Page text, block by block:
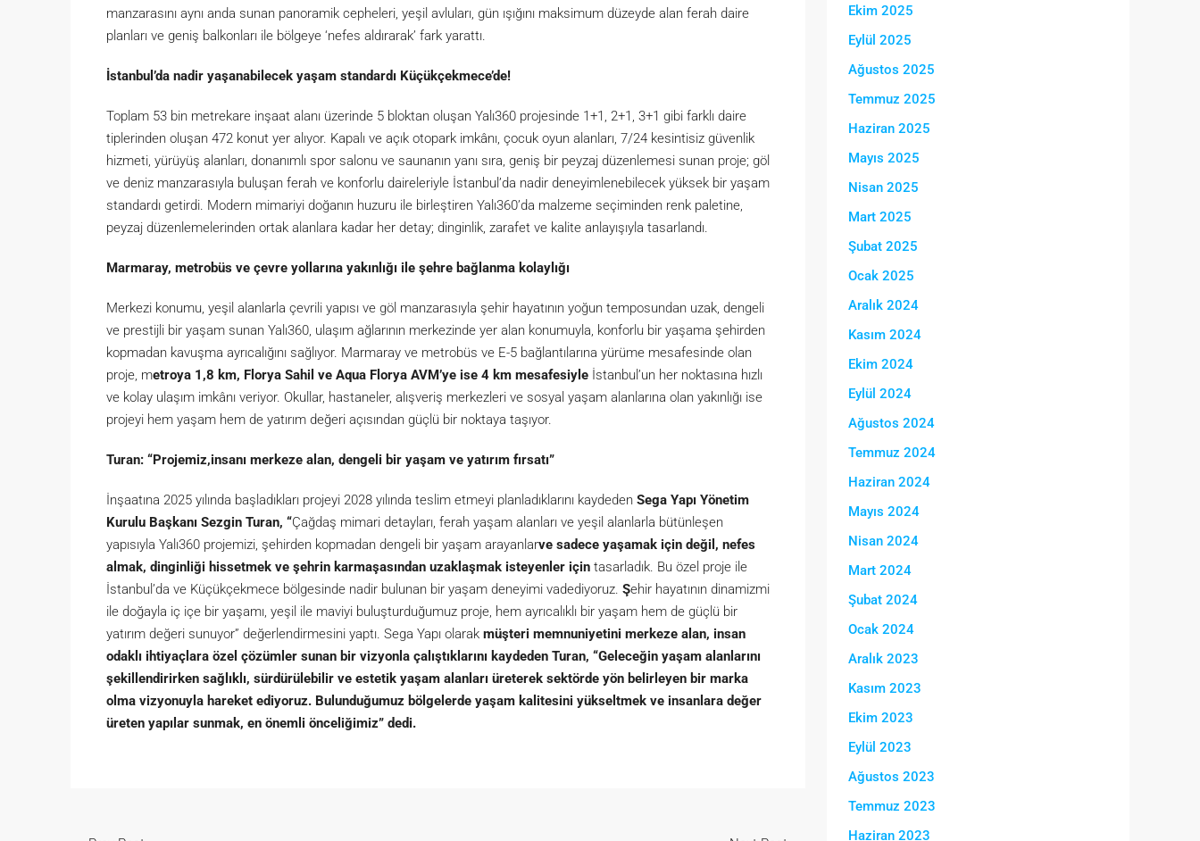
manzarasını aynı anda sunan panoramik cepheleri, yeşil avluları, gün ışığını maksimum düzeyde alan ferah daire
planları ve geniş balkonları ile bölgeye ‘nefes aldırarak’ fark yarattı.
İstanbul’da nadir yaşanabilecek yaşam standardı Küçükçekmece’de!
Toplam 53 bin metrekare inşaat alanı üzerinde 5 bloktan oluşan Yalı360 projesinde 1+1, 2+1, 3+1 gibi farklı daire
tiplerinden oluşan 472 konut yer alıyor. Kapalı ve açık otopark imkânı, çocuk oyun alanları, 7/24 kesintisiz güvenlik
hizmeti, yürüyüş alanları, donanımlı spor salonu ve saunanın yanı sıra, geniş bir peyzaj düzenlemesi sunan proje; göl
ve deniz manzarasıyla buluşan ferah ve konforlu daireleriyle İstanbul’da nadir deneyimlenebilecek yüksek bir yaşam
standardı getirdi. Modern mimariyi doğanın huzuru ile birleştiren Yalı360’da malzeme seçiminden renk paletine,
peyzaj düzenlemelerinden ortak alanlara kadar her detay; dinginlik, zarafet ve kalite anlayışıyla tasarlandı.
Marmaray, metrobüs ve çevre yollarına yakınlığı ile şehre bağlanma kolaylığı
Merkezi konumu, yeşil alanlarla çevrili yapısı ve göl manzarasıyla şehir hayatının yoğun temposundan uzak, dengeli
ve prestijli bir yaşam sunan Yalı360, ulaşım ağlarının merkezinde yer alan konumuyla, konforlu bir yaşama şehirden
kopmadan kavuşma ayrıcalığını sağlıyor. Marmaray ve metrobüs ve E-5 bağlantılarına yürüme mesafesinde olan
proje, metroya 1,8 km, Florya Sahil ve Aqua Florya AVM’ye ise 4 km mesafesiyle İstanbul’un her noktasına hızlı
ve kolay ulaşım imkânı veriyor. Okullar, hastaneler, alışveriş merkezleri ve sosyal yaşam alanlarına olan yakınlığı ise
projeyi hem yaşam hem de yatırım değeri açısından güçlü bir noktaya taşıyor.
Turan: “Projemiz,insanı merkeze alan, dengeli bir yaşam ve yatırım fırsatı”
İnşaatına 2025 yılında başladıkları projeyi 2028 yılında teslim etmeyi planladıklarını kaydeden Sega Yapı Yönetim
Kurulu Başkanı Sezgin Turan, “Çağdaş mimari detayları, ferah yaşam alanları ve yeşil alanlarla bütünleşen
yapısıyla Yalı360 projemizi, şehirden kopmadan dengeli bir yaşam arayanlarve sadece yaşamak için değil, nefes
almak, dinginliği hissetmek ve şehrin karmaşasından uzaklaşmak isteyenler için tasarladık. Bu özel proje ile
İstanbul’da ve Küçükçekmece bölgesinde nadir bulunan bir yaşam deneyimi vadediyoruz. Şehir hayatının dinamizmi
ile doğayla iç içe bir yaşamı, yeşil ile maviyi buluşturduğumuz proje, hem ayrıcalıklı bir yaşam hem de güçlü bir
yatırım değeri sunuyor” değerlendirmesini yaptı. Sega Yapı olarak müşteri memnuniyetini merkeze alan, insan
odaklı ihtiyaçlara özel çözümler sunan bir vizyonla çalıştıklarını kaydeden Turan, “Geleceğin yaşam alanlarını
şekillendirirken sağlıklı, sürdürülebilir ve estetik yaşam alanları üreterek sektörde yön belirleyen bir marka
olma vizyonuyla hareket ediyoruz. Bulunduğumuz bölgelerde yaşam kalitesini yükseltmek ve insanlara değer
üreten yapılar sunmak, en önemli önceliğimiz” dedi.
Ekim 2025
Eylül 2025
Ağustos 2025
Temmuz 2025
Haziran 2025
Mayıs 2025
Nisan 2025
Mart 2025
Şubat 2025
Ocak 2025
Aralık 2024
Kasım 2024
Ekim 2024
Eylül 2024
Ağustos 2024
Temmuz 2024
Haziran 2024
Mayıs 2024
Nisan 2024
Mart 2024
Şubat 2024
Ocak 2024
Aralık 2023
Kasım 2023
Ekim 2023
Eylül 2023
Ağustos 2023
Temmuz 2023
Haziran 2023